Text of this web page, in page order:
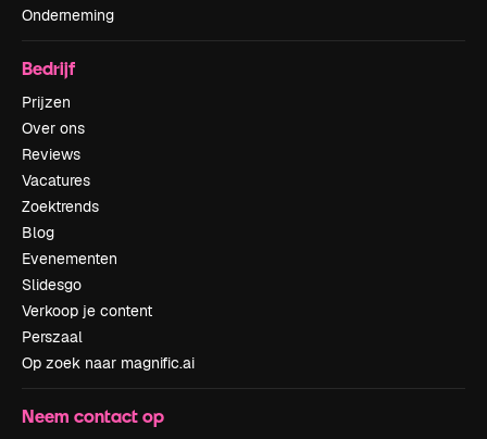
Onderneming
Bedrijf
Prijzen
Over ons
Reviews
Vacatures
Zoektrends
Blog
Evenementen
Slidesgo
Verkoop je content
Perszaal
Op zoek naar magnific.ai
Neem contact op